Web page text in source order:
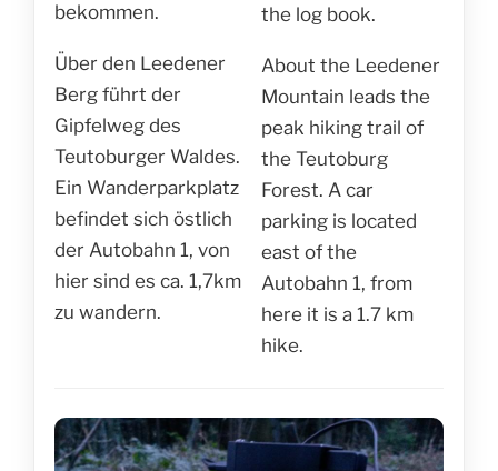
bekommen.
Über den Leedener
Berg führt der
Gipfelweg des
Teutoburger Waldes.
Ein Wanderparkplatz
befindet sich östlich
der Autobahn 1, von
hier sind es ca. 1,7km
zu wandern.
the log book.
About the Leedener
Mountain leads the
peak hiking trail of
the Teutoburg
Forest. A car
parking is located
east of the
Autobahn 1, from
here it is a 1.7 km
hike.